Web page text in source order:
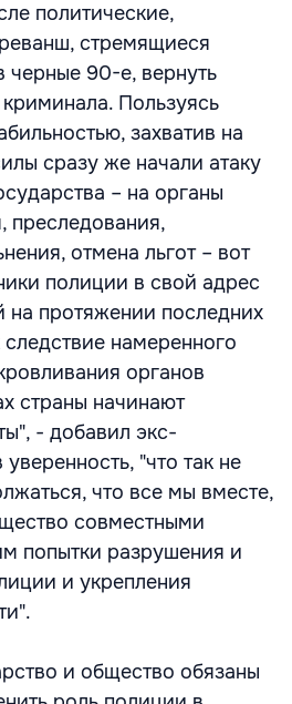
политические,
стремящиеся
черные 90-е, вернуть
Пользуясь
захватив на
сразу же начали атаку
– на органы
преследования,
отмена льгот – вот
полиции в свой адрес
на протяжении последних
следствие намеренного
органов
страны начинают
- добавил экс-
"что так не
что все мы вместе,
совместными
попытки разрушения и
и укрепления
и общество обязаны